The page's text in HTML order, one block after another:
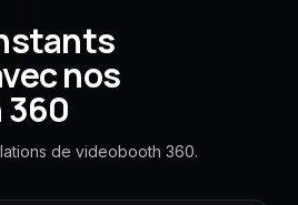
nos
de videobooth 360.